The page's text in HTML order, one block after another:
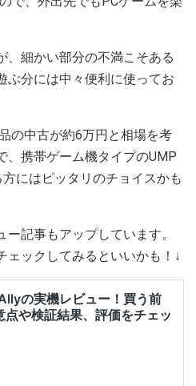
、細かい部分の不満こそある
ぶ分には中々便利に使ってお
の中古が約6万円と相場を考
、携帯ゲーム機タイプのUMP
にはピッタリのチョイスかも
記事もアップしています。
ェックしてみるといいかも！↓